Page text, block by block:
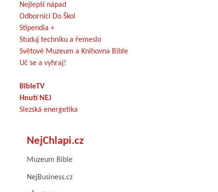
Nejlepší nápad
Odborníci Do Škol
Stipendia +
Studuj techniku a řemeslo
Světové Muzeum a Knihovna Bible
Uč se a vyhraj!
BibleTV
Hnutí NEJ
Slezská energetika
NejChlapi.cz
Muzeum Bible
NejBusiness.cz